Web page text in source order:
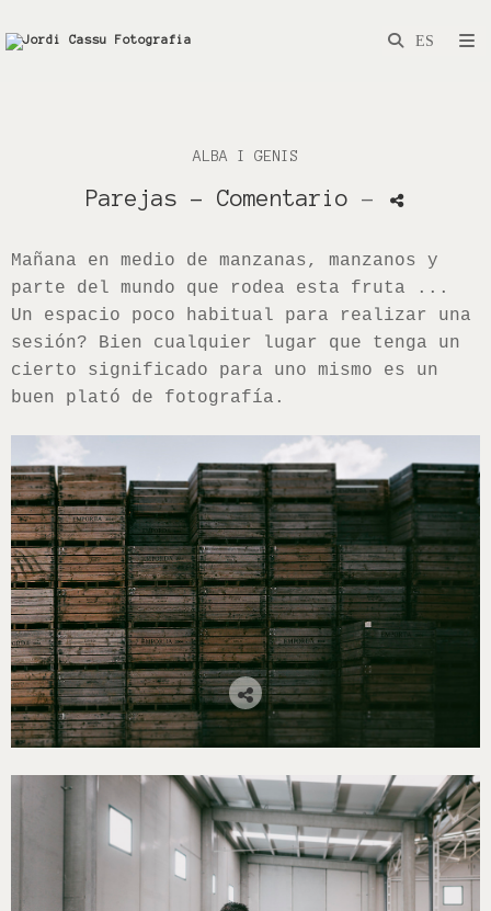
ALBA I GENIS
Parejas - Comentario -
Mañana en medio de manzanas, manzanos y
parte del mundo que rodea esta fruta ...
Un espacio poco habitual para realizar una
sesión? Bien cualquier lugar que tenga un
cierto significado para uno mismo es un
buen plató de fotografía.